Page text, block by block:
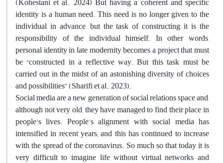
identity is a human need. This need is no longer given to the
individual in advance, but the task of constructing it is the
responsibility of the individual himself. In other words,
personal identity in late modernity becomes a project that must
be “constructed in a reflective way. But this task must be
carried out in the midst of an astonishing diversity of choices
and possibilities” (Sharifi et al., 2023).
Social media are a new generation of social relations space and,
although not very old, they have managed to find their place in
people’s lives. People's alignment with social media has
intensified in recent years; and this has continued to increase
with the spread of the coronavirus. So much so that today it is
very difficult to imagine life without virtual networks and